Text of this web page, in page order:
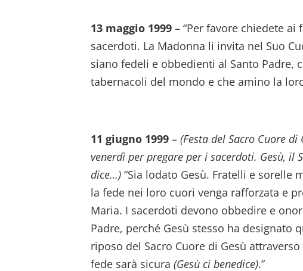
13 maggio 1999 – “Per favore chiedete
sacerdoti. La Madonna li invita nel Suo
siano fedeli e obbedienti al Santo Padre,
tabernacoli del mondo e che amino la
11 giugno 1999 – (Festa del Sacro Cuore
venerdì per pregare per i sacerdoti. Gesù, il
dice…) “Sia lodato Gesù. Fratelli e
la fede nei loro cuori venga rafforzata e
Maria. I sacerdoti devono obbedire e
Padre, perché Gesù stesso ha designato
riposo del Sacro Cuore di Gesù
fede sarà sicura (Gesù ci benedice).”